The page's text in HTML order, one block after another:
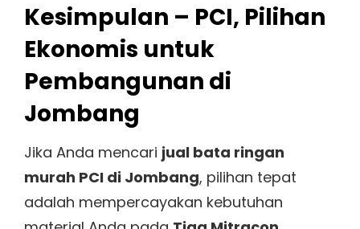
Kesimpulan – PCI, Pilihan
Ekonomis untuk
Pembangunan di
Jombang
Jika Anda mencari jual bata ringan
murah PCI di Jombang, pilihan tepat
adalah mempercayakan kebutuhan